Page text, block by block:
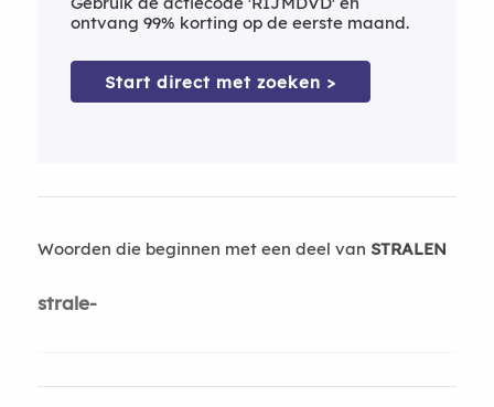
ontvang 99% korting op de eerste maand.
Start direct met zoeken >
Woorden die beginnen met een deel van STRALEN
strale-